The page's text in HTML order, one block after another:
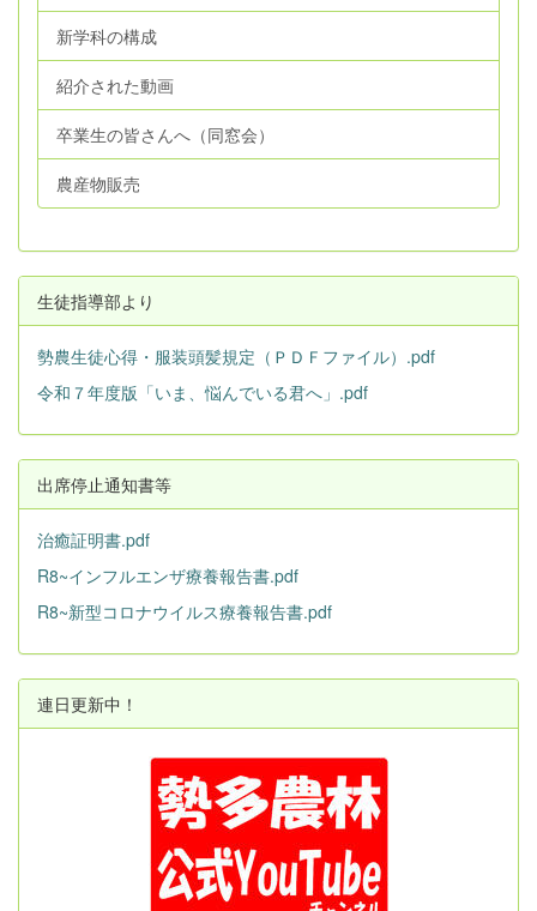
新学科の構成
紹介された動画
卒業生の皆さんへ（同窓会）
農産物販売
生徒指導部より
勢農生徒心得・服装頭髪規定（ＰＤＦファイル）.pdf
令和７年度版「いま、悩んでいる君へ」.pdf
出席停止通知書等
治癒証明書.pdf
R8~インフルエンザ療養報告書.pdf
R8~新型コロナウイルス療養報告書.pdf
連日更新中！